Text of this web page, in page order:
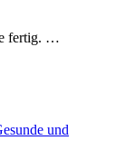
fertig. …